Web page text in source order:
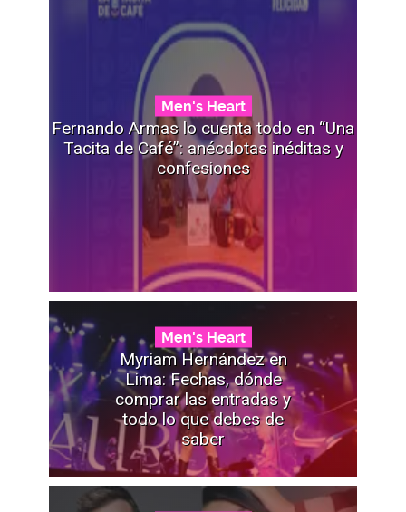
Men's Heart
Fernando Armas lo cuenta todo en “Una
Tacita de Café”: anécdotas inéditas y
confesiones
Men's Heart
Myriam Hernández en
Lima: Fechas, dónde
comprar las entradas y
todo lo que debes de
saber